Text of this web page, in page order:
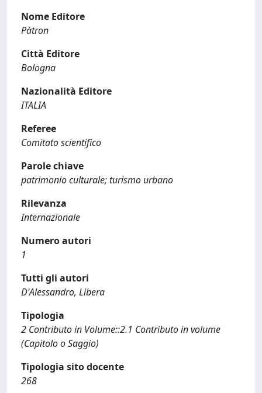
Nome Editore
Pàtron
Città Editore
Bologna
Nazionalità Editore
ITALIA
Referee
Comitato scientifico
Parole chiave
patrimonio culturale; turismo urbano
Rilevanza
Internazionale
Numero autori
1
Tutti gli autori
D'Alessandro, Libera
Tipologia
2 Contributo in Volume::2.1 Contributo in volume
(Capitolo o Saggio)
Tipologia sito docente
268